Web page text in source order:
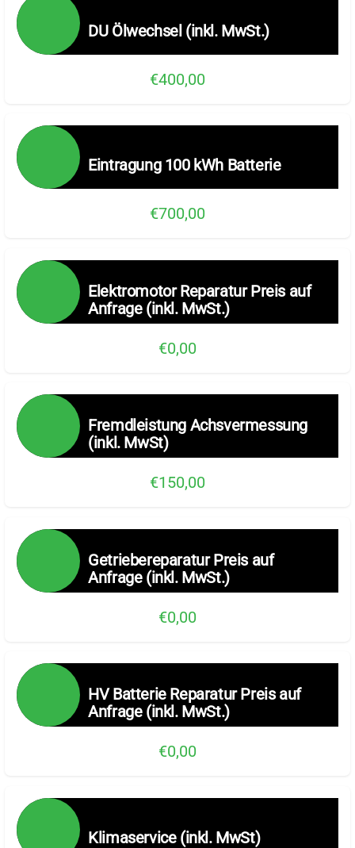
DU Ölwechsel (inkl. MwSt.)
€400,00
Eintragung 100 kWh Batterie
€700,00
Elektromotor Reparatur Preis auf
Anfrage (inkl. MwSt.)
€0,00
Fremdleistung Achsvermessung
(inkl. MwSt)
€150,00
Getriebereparatur Preis auf
Anfrage (inkl. MwSt.)
€0,00
HV Batterie Reparatur Preis auf
Anfrage (inkl. MwSt.)
€0,00
Klimaservice (inkl. MwSt)